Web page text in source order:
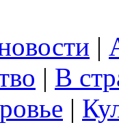
|
| В
|